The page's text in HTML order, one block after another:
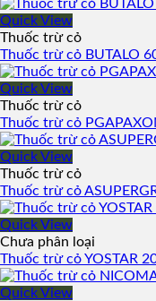
Quick View
Thuốc trừ cỏ
Thuốc trừ cỏ BUTALO
Quick View
Thuốc trừ cỏ
Thuốc trừ cỏ
Quick View
Thuốc trừ cỏ
Thuốc trừ cỏ
Quick View
Chưa phân loại
Thuốc trừ cỏ YOSTAR
Quick View